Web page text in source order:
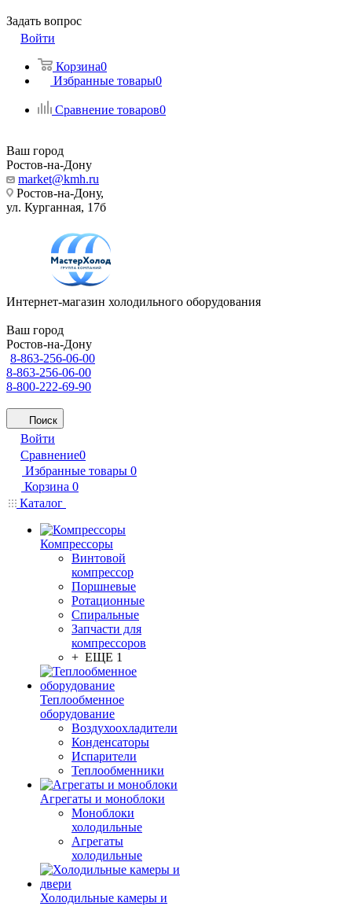
Задать вопрос
Войти
Корзина0
Избранные товары0
Сравнение товаров0
Ваш город
Ростов-на-Дону
market@kmh.ru
Ростов-на-Дону,
ул. Курганная, 17б
Интернет-магазин холодильного оборудования
Ваш город
Ростов-на-Дону
8-863-256-06-00
8-863-256-06-00
8-800-222-69-90
Поиск
Войти
Сравнение0
Избранные товары 0
Корзина 0
Каталог
Компрессоры
Винтовой
компрессор
Поршневые
Ротационные
Спиральные
Запчасти для
компрессоров
+ ЕЩЕ 1
Теплообменное
оборудование
Воздухоохладители
Конденсаторы
Испарители
Теплообменники
Агрегаты и моноблоки
Моноблоки
холодильные
Агрегаты
холодильные
Холодильные камеры и